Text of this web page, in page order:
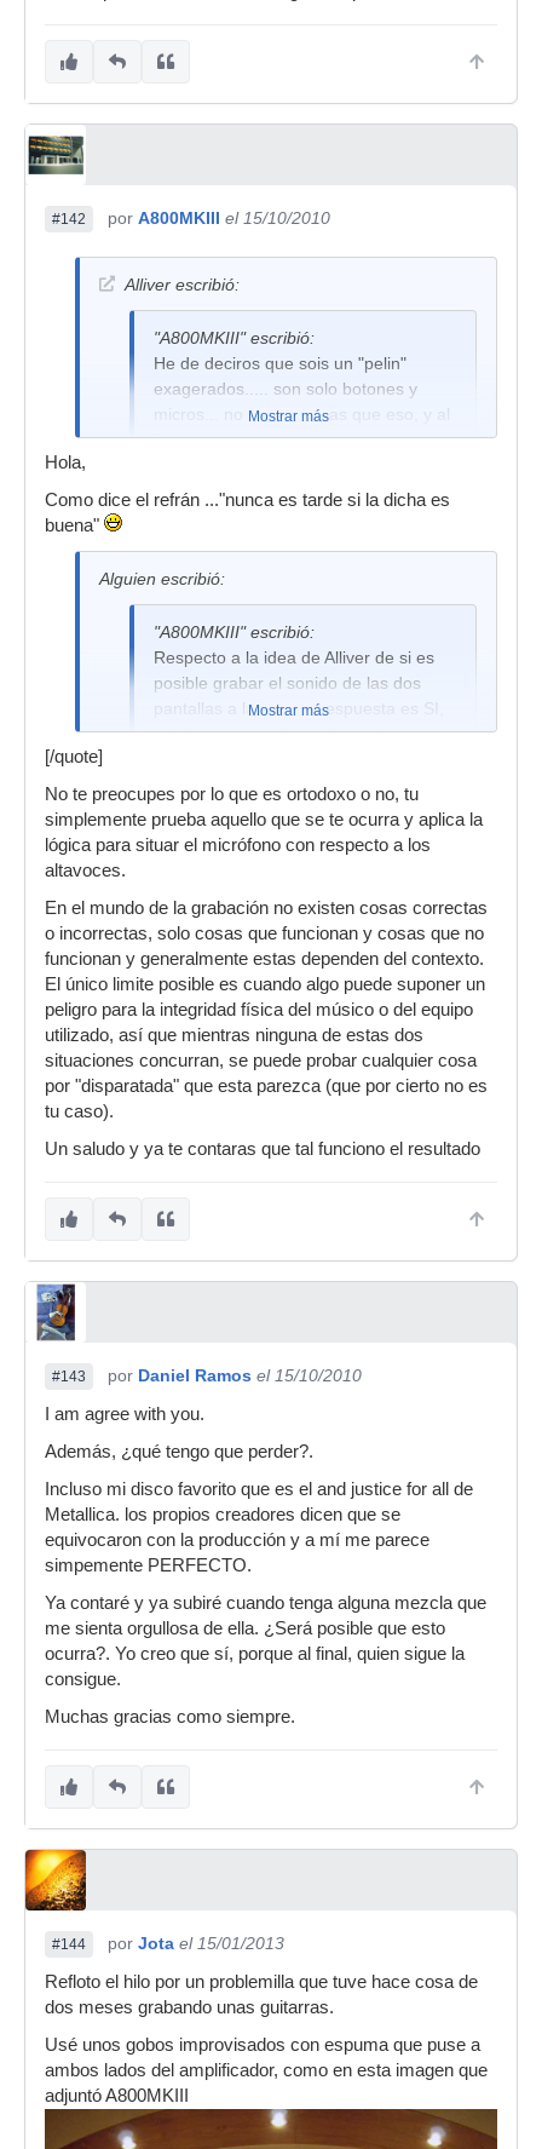
#142 por A800MKIII el 15/10/2010
Alliver escribió:
"A800MKIII" escribió:
He de deciros que sois un "pelin"
exagerados..... son solo botones y
micros... no es nada mas que eso, y al
final todo consiste en lo mismo,
magnetofon/daw- altavoces.......... y a
tarde 2 años en darme cuenta que el Renault
Clio Comunity que tuve hace unos años venía
con cargador de CDs.
Mostrar más
Hola,
Como dice el refrán ..."nunca es tarde si la dicha es
buena"
Alguien escribió:
"A800MKIII" escribió:
Respecto a la idea de Alliver de si es
posible grabar el sonido de las dos
pantallas a la vez , la respuesta es SI,
quizás no para el sonido que tu estas
otras situaciones es completamente
valida, de hecho es una técnica clásica
de grabar "Stacks" de guitarra.Lo que
se suele hacer en estos casos es apilar
micrófono a una distancia de entre
50cm y un metro a la altura donde las
dos cajas se juntan.
P.D.: probad todo lo que podáis y no
descartéis nada por anticipado, si algo
no funciona cambiarlo, pero recordad
como sonaba por si acaso otra vez
necesitáis repetir, en otro contexto, ese
Supongo que no será muy ortodoxo poner las
separado unos pocos cm (al estar en V supongo
que se juntarán antes los conos) y muy cerca del
retumba el palm-mute. Me encanta el efecto que
genera en la grabación y que muchos grupos
Bueno, sobra decir que como siempre tus
respuestas son de primera clase. Muchas
gracias por todo.
Mostrar más
[/quote]
No te preocupes por lo que es ortodoxo o no, tu
simplemente prueba aquello que se te ocurra y aplica la
lógica para situar el micrófono con respecto a los
altavoces.
En el mundo de la grabación no existen cosas correctas
o incorrectas, solo cosas que funcionan y cosas que no
funcionan y generalmente estas dependen del contexto.
El único limite posible es cuando algo puede suponer un
peligro para la integridad física del músico o del equipo
utilizado, así que mientras ninguna de estas dos
situaciones concurran, se puede probar cualquier cosa
por "disparatada" que esta parezca (que por cierto no es
tu caso).
Un saludo y ya te contaras que tal funciono el resultado
#143 por Daniel Ramos el 15/10/2010
I am agree with you.
Además, ¿qué tengo que perder?.
Incluso mi disco favorito que es el and justice for all de
Metallica. los propios creadores dicen que se
equivocaron con la producción y a mí me parece
simpemente PERFECTO.
Ya contaré y ya subiré cuando tenga alguna mezcla que
me sienta orgullosa de ella. ¿Será posible que esto
ocurra?. Yo creo que sí, porque al final, quien sigue la
consigue.
Muchas gracias como siempre.
#144 por Jota el 15/01/2013
Refloto el hilo por un problemilla que tuve hace cosa de
dos meses grabando unas guitarras.
Usé unos gobos improvisados con espuma que puse a
ambos lados del amplificador, como en esta imagen que
adjuntó A800MKIII